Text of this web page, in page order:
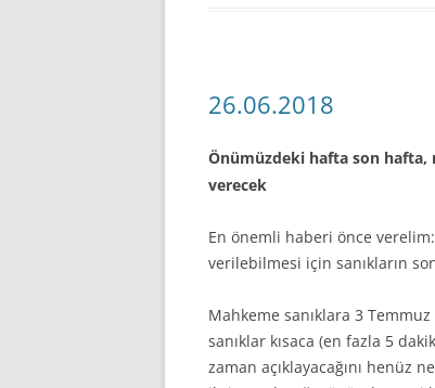
26.06.2018
Önümüzdeki hafta son hafta,
verecek
En önemli haberi önce
verilebilmesi için sanıkların
Mahkeme sanıklara 3
sanıklar kısaca (en fazla 5
zaman açıklayacağını